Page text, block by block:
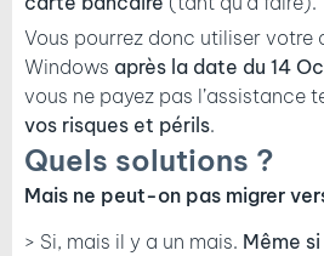
Vous pourrez donc utiliser votre
Windows après la date du 14
vous ne payez pas l’assistance
vos risques et périls.
Quels solutions ?
Mais ne peut-on pas migrer
> Si, mais il y a un mais. Même